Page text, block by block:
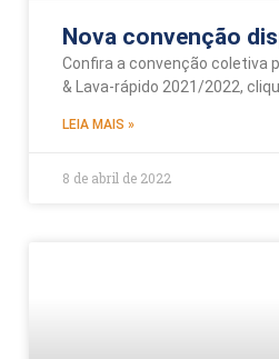
Nova convenção
Confira a convenção coletiva
& Lava-rápido 2021/2022,
LEIA MAIS »
8 de abril de 2022